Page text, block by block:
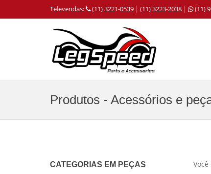
Televendas: (11) 3221-0539 | (11) 3223-2038 | (11)
Produtos - Acessórios e
CATEGORIAS EM PEÇAS